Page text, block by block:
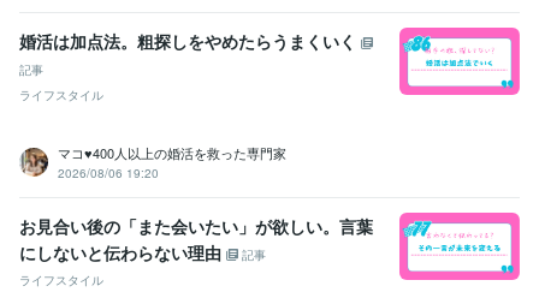
婚活は加点法。粗探しをやめたらうまくいく
記事
ライフスタイル
マコ♥️400人以上の婚活を救った専門家
2026/08/06 19:20
お見合い後の「また会いたい」が欲しい。言葉
にしないと伝わらない理由
記事
ライフスタイル